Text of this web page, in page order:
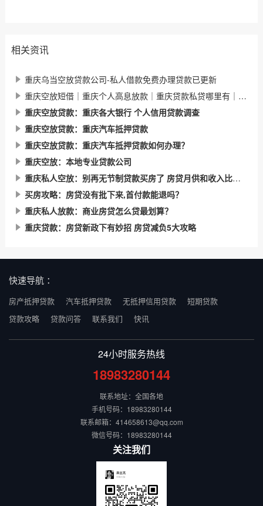
相关资讯
重庆乌当空放贷款公司-私人借款免费办理贷款已更新
重庆空放短借｜重庆个人高息放款｜重庆贷款私贷哪里有｜今天已更新(今日／发现)
重庆空放贷款：重庆各大银行 个人信用贷款调查
重庆空放贷款：重庆汽车抵押贷款
重庆空放贷款：重庆汽车抵押贷款如何办理？
重庆空放：本地专业贷款公司
重庆私人空放：别再无节制贷款买房了 房贷月供和收入比例这样才最合适！
买房攻略：房贷没有批下来,首付款能退吗？
重庆私人放款：商业房贷怎么贷最划算？
重庆贷款：房贷新政下有妙招 房贷减负5大攻略
快速导航 ：
房产抵押贷款 汽车抵押贷款 无抵押信用贷款
短期贷款
贷款攻略
贷款问答 联系我们 快讯
24小时服务热线
18983280144
联系地址：全国各地
手机号码：18983280144
联系邮箱：414658613@qq.com
微信号码：18983280144
关注我们